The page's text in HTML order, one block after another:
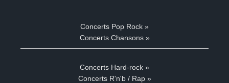
Concerts Pop Rock »
Concerts Chansons »
Concerts Hard-rock »
Concerts R'n'b / Rap »